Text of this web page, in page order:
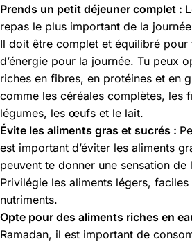
Prends un petit déjeuner complet :
repas le plus important de la
Il doit être complet et équilibré
d’énergie pour la journée. Tu peux
riches en fibres, en protéines et en
comme les céréales complètes, les
légumes, les œufs et le lait.
Évite les aliments gras et sucrés :
est important d’éviter les aliments
peuvent te donner une sensation
Privilégie les aliments légers,
nutriments.
Opte pour des aliments riches en
Ramadan, il est important de